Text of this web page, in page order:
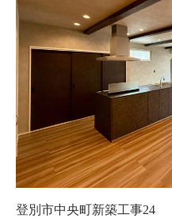
登別市中央町新築工事24